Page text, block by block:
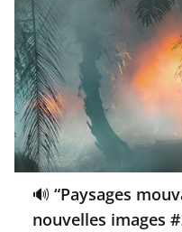
🔊 “Paysages
nouvelles images